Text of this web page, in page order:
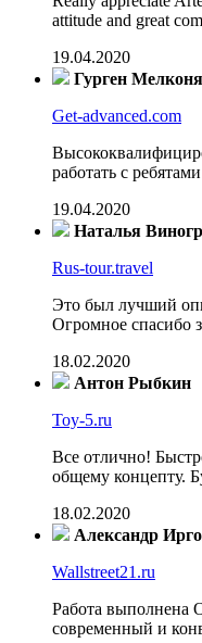
attitude and great
19.04.2020
Гурген
Get-advanced.com
работать с
19.04.2020
Наталья
Rus-tour.travel
Это был лучший
Огромное спасибо
18.02.2020
Антон Рыбкин
Toy-5.ru
Все отлично!
общему концепту.
18.02.2020
Александр
Wallstreet21.ru
Работа
современный и